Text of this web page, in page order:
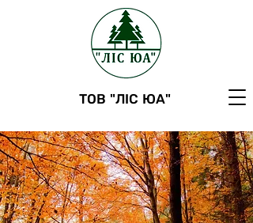
ТОВ "ЛІС ЮА"